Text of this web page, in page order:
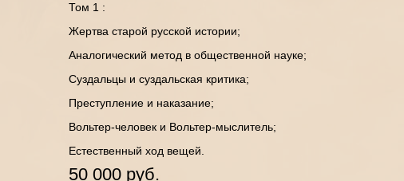
Том 1 :
Жертва старой русской истории;
Аналогический метод в общественной науке;
Суздальцы и суздальская критика;
Преступление и наказание;
Вольтер-человек и Вольтер-мыслитель;
Естественный ход вещей.
50 000 руб.